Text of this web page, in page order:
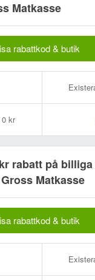
Matkasse
rabattkod & butik
0 kr
rabatt på
Matkasse
rabattkod & butik